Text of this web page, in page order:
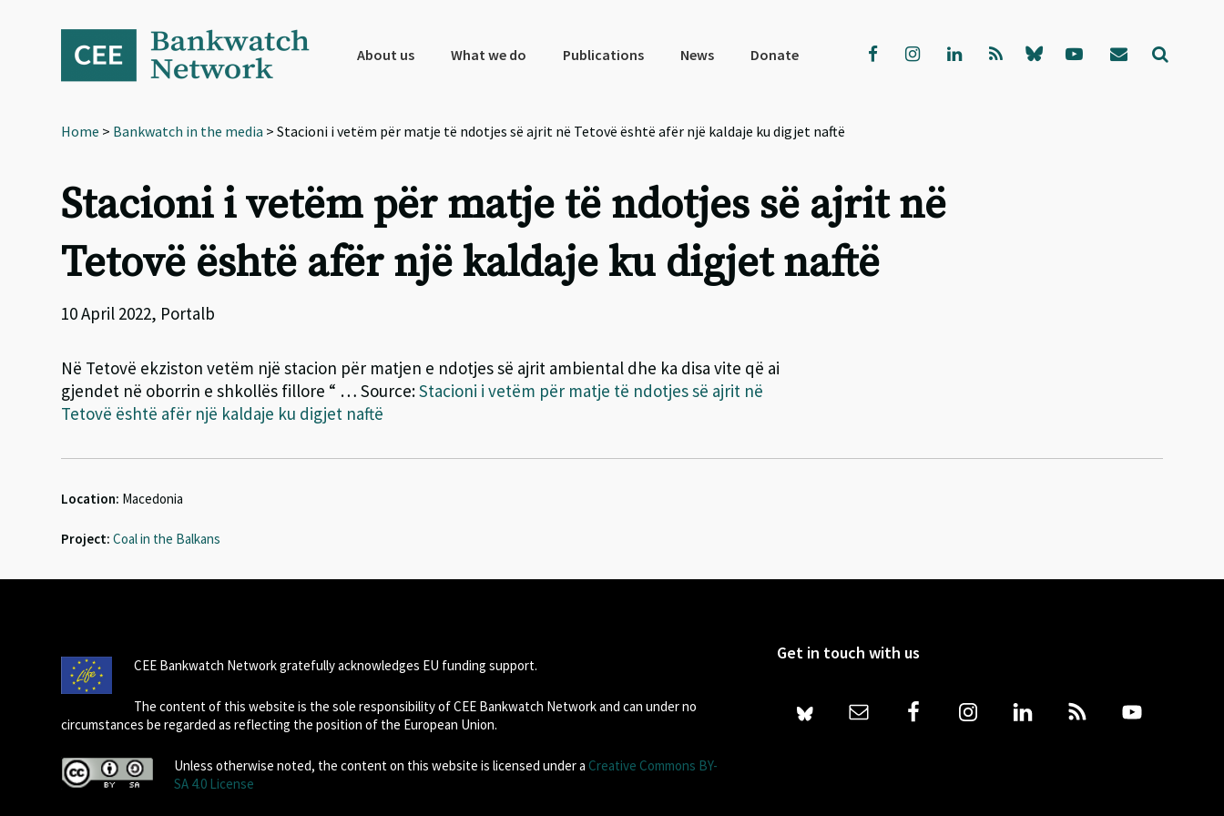
navigation
About us What we do Publications News Donate
Home > Bankwatch in the media > Stacioni i vetëm për matje të ndotjes së ajrit në Tetovë është afër një kaldaje ku digjet naftë
Stacioni i vetëm për matje të ndotjes së ajrit në
Tetovë është afër një kaldaje ku digjet naftë
10 April 2022, Portalb
Në Tetovë ekziston vetëm një stacion për matjen e ndotjes së ajrit ambiental dhe ka disa vite që ai
gjendet në oborrin e shkollës fillore “ … Source:Stacioni i vetëm për matje të ndotjes së ajrit në
Tetovë është afër një kaldaje ku digjet naftë
Location: Macedonia
Project: Coal in the Balkans
CEE Bankwatch Network gratefully acknowledges EU funding support.
The content of this website is the sole responsibility of CEE Bankwatch Network and can under no
circumstances be regarded as reflecting the position of the European Union.
Unless otherwise noted, the content on this website is licensed under a Creative Commons BY-
SA 4.0 License
Get in touch with us